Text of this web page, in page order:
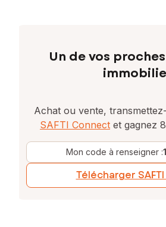
Un de vos
Achat ou vente,
SAFTI Connect et gagnez
Mon code à renseigner :
Télécharger